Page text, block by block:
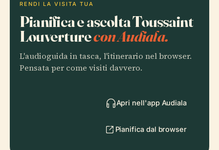
RENDI LA VISITA TUA
Pianifica e ascolta Toussaint
Louverturecon Audiala.
L'audioguida in tasca, l'itinerario nel browser.
Pensata per come visiti davvero.
Apri nell'app Audiala
Pianifica dal browser